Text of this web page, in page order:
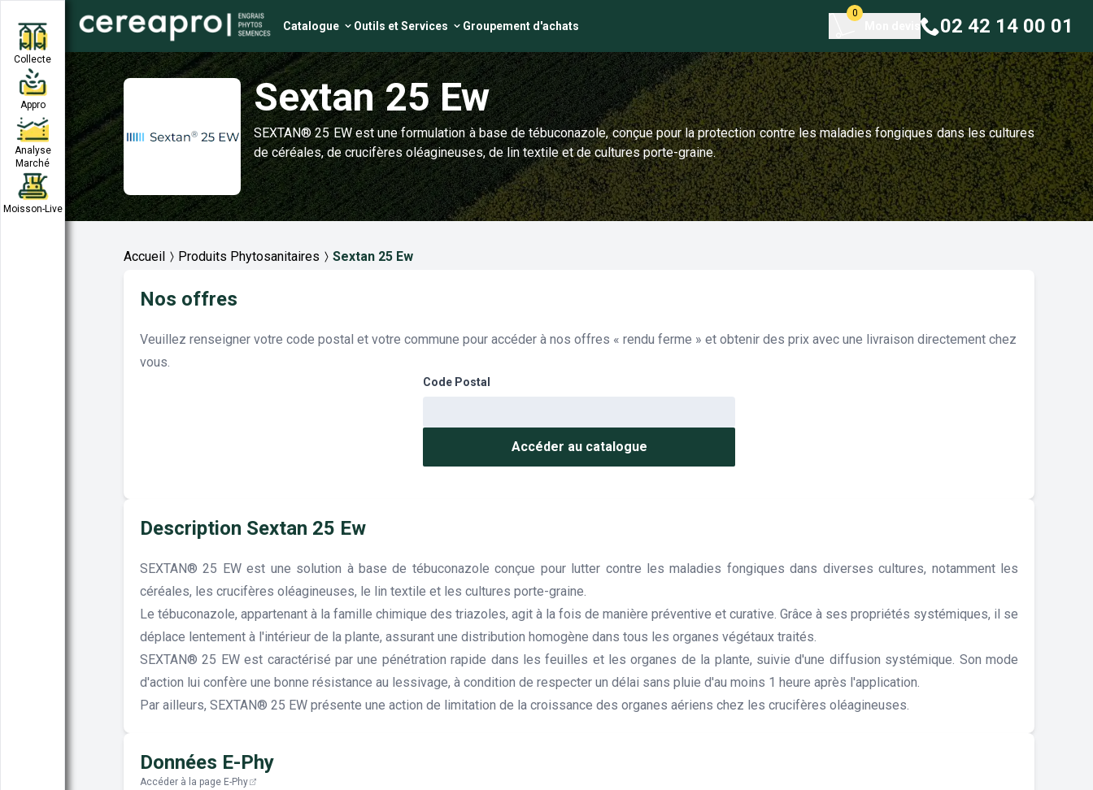
Collecte
Appro
Analyse
Marché
Moisson-Live
Catalogue Outils et Services Groupement d'achats
0
02 42 14 00 01
Sextan 25 Ew
SEXTAN® 25 EW est une formulation à base de tébuconazole, conçue pour la protection contre les maladies fongiques dans les cultures
de céréales, de crucifères oléagineuses, de lin textile et de cultures porte-graine.
Accueil Produits Phytosanitaires Sextan 25 Ew
Nos offres
Veuillez renseigner votre code postal et votre commune pour accéder à nos offres « rendu ferme » et obtenir des prix avec une livraison directement chez
vous.
Code Postal
Accéder au catalogue
Description Sextan 25 Ew
SEXTAN® 25 EW est une solution à base de tébuconazole conçue pour lutter contre les maladies fongiques dans diverses cultures, notamment les
céréales, les crucifères oléagineuses, le lin textile et les cultures porte-graine.
Le tébuconazole, appartenant à la famille chimique des triazoles, agit à la fois de manière préventive et curative. Grâce à ses propriétés systémiques, il se
déplace lentement à l'intérieur de la plante, assurant une distribution homogène dans tous les organes végétaux traités.
SEXTAN® 25 EW est caractérisé par une pénétration rapide dans les feuilles et les organes de la plante, suivie d'une diffusion systémique. Son mode
d'action lui confère une bonne résistance au lessivage, à condition de respecter un délai sans pluie d'au moins 1 heure après l'application.
Par ailleurs, SEXTAN® 25 EW présente une action de limitation de la croissance des organes aériens chez les crucifères oléagineuses.
Données E-Phy
Accéder à la page E-Phy